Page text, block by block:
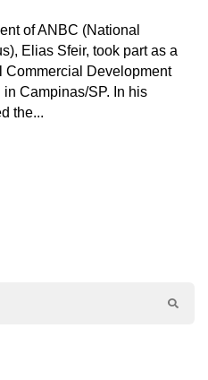
of ANBC (National
Elias Sfeir, took part as a
Commercial Development
Campinas/SP. In his
the...